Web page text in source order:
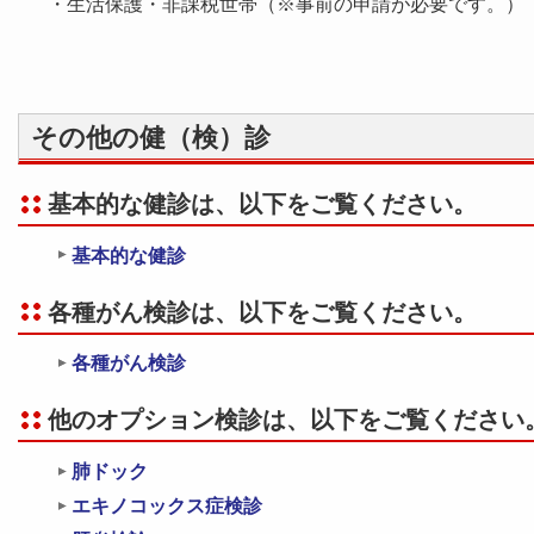
その他の健（検）診
基本的な健診は、以下をご覧ください。
基本的な健診
各種がん検診は、以下をご覧ください。
各種がん検診
他のオプション検診は、以下をご覧ください
肺ドック
エキノコックス症検診